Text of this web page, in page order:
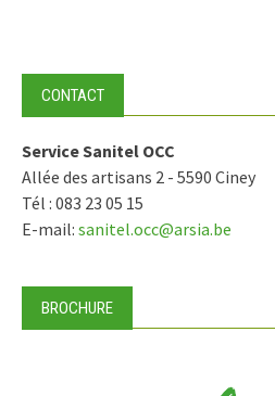
CONTACT
Service Sanitel OCC
Allée des artisans 2 - 5590 Ciney
Tél : 083 23 05 15
E-mail: sanitel.occ@arsia.be
BROCHURE